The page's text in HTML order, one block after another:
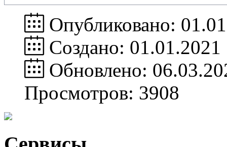
Опубликовано:
Создано: 01.01.2021
Обновлено:
Просмотров: 3908